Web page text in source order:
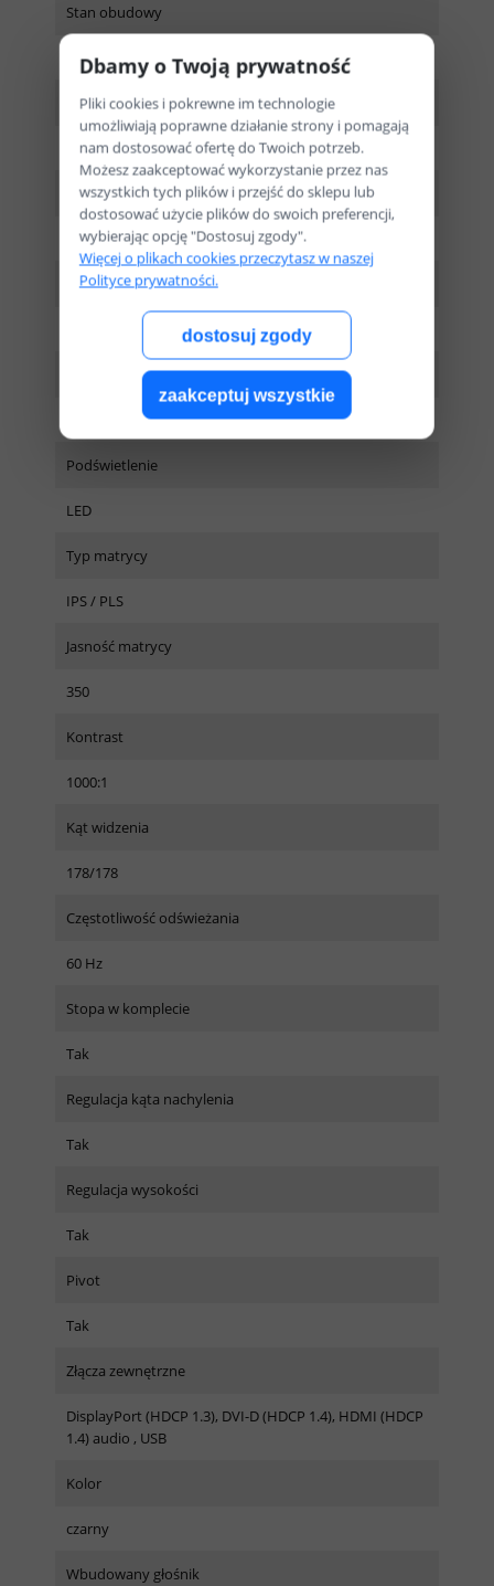
Stan obudowy
Bez wad
Ekran dotykowy
Nie
Rozdzielczość ekranu
1920 x 1200
Przekątna ekranu
Powłoka matrycy
Podświetlenie
LED
Typ matrycy
IPS / PLS
Jasność matrycy
350
Kontrast
1000:1
Kąt widzenia
178/178
Częstotliwość odświeżania
60 Hz
Stopa w komplecie
Tak
Regulacja kąta nachylenia
Tak
Regulacja wysokości
Tak
Pivot
Tak
Złącza zewnętrzne
DisplayPort (HDCP 1.3), DVI-D (HDCP 1.4), HDMI (HDCP
1.4) audio , USB
Kolor
czarny
Wbudowany głośnik
Dbamy o Twoją prywatność
Pliki cookies i pokrewne im technologie
umożliwiają poprawne działanie strony i pomagają
nam dostosować ofertę do Twoich potrzeb.
Możesz zaakceptować wykorzystanie przez nas
wszystkich tych plików i przejść do sklepu lub
dostosować użycie plików do swoich preferencji,
wybierając opcję "Dostosuj zgody".
Więcej o plikach cookies przeczytasz w naszej
Polityce prywatności.
dostosuj zgody
zaakceptuj wszystkie